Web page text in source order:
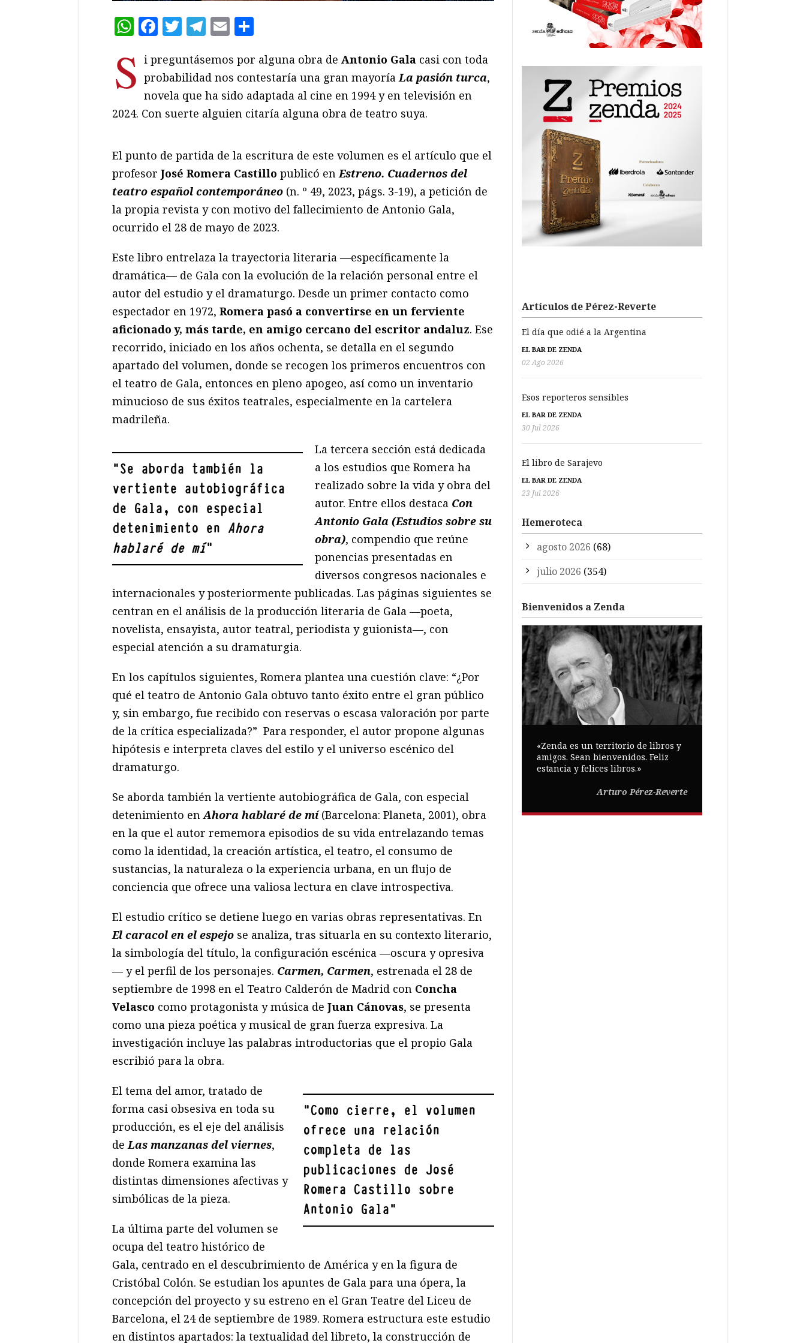
WhatsApp
Facebook
Twitter
Telegram
Email
S i preguntásemos por alguna obra de Antonio Gala casi con toda
probabilidad nos contestaría una gran mayoríaLa pasión turca,
novela que ha sido adaptada al cine en 1994 y en televisión en
2024. Con suerte alguien citaría alguna obra de teatro suya.
El punto de partida de la escritura de este volumen es el artículo que el
profesor José Romera Castillo publicó enEstreno. Cuadernos del
teatro español contemporáneo (n. º 49, 2023, págs. 3-19), a petición de
la propia revista y con motivo del fallecimiento de Antonio Gala,
ocurrido el 28 de mayo de 2023.
Este libro entrelaza la trayectoria literaria —específicamente la
dramática— de Gala con la evolución de la relación personal entre el
autor del estudio y el dramaturgo. Desde un primer contacto como
espectador en 1972, Romera pasó a convertirse en un ferviente
aficionado y, más tarde, en amigo cercano del escritor andaluz. Ese
recorrido, iniciado en los años ochenta, se detalla en el segundo
apartado del volumen, donde se recogen los primeros encuentros con
el teatro de Gala, entonces en pleno apogeo, así como un inventario
minucioso de sus éxitos teatrales, especialmente en la cartelera
madrileña.
"Se aborda también la
vertiente autobiográfica
de Gala, con especial
detenimiento en Ahora
hablaré de mí"
La tercera sección está dedicada
a los estudios que Romera ha
realizado sobre la vida y obra del
autor. Entre ellos destaca Con
Antonio Gala (Estudios sobre su
obra), compendio que reúne
ponencias presentadas en
diversos congresos nacionales e
internacionales y posteriormente publicadas. Las páginas siguientes se
centran en el análisis de la producción literaria de Gala —poeta,
novelista, ensayista, autor teatral, periodista y guionista—, con
especial atención a su dramaturgia.
En los capítulos siguientes, Romera plantea una cuestión clave: “¿Por
qué el teatro de Antonio Gala obtuvo tanto éxito entre el gran público
y, sin embargo, fue recibido con reservas o escasa valoración por parte
de la crítica especializada?” Para responder, el autor propone algunas
hipótesis e interpreta claves del estilo y el universo escénico del
dramaturgo.
Se aborda también la vertiente autobiográfica de Gala, con especial
detenimiento enAhora hablaré de mí(Barcelona: Planeta, 2001), obra
en la que el autor rememora episodios de su vida entrelazando temas
como la identidad, la creación artística, el teatro, el consumo de
sustancias, la naturaleza o la experiencia urbana, en un flujo de
conciencia que ofrece una valiosa lectura en clave introspectiva.
El estudio crítico se detiene luego en varias obras representativas. En
El caracol en el espejo se analiza, tras situarla en su contexto literario,
la simbología del título, la configuración escénica —oscura y opresiva
— y el perfil de los personajes. Carmen, Carmen, estrenada el 28 de
septiembre de 1998 en el Teatro Calderón de Madrid con Concha
Velasco como protagonista y música de Juan Cánovas, se presenta
como una pieza poética y musical de gran fuerza expresiva. La
investigación incluye las palabras introductorias que el propio Gala
escribió para la obra.
"Como cierre, el volumen
ofrece una relación
completa de las
publicaciones de José
Romera Castillo sobre
Antonio Gala"
El tema del amor, tratado de
forma casi obsesiva en toda su
producción, es el eje del análisis
deLas manzanas del viernes,
donde Romera examina las
distintas dimensiones afectivas y
simbólicas de la pieza.
La última parte del volumen se
ocupa del teatro histórico de
Gala, centrado en el descubrimiento de América y en la figura de
Cristóbal Colón. Se estudian los apuntes de Gala para una ópera, la
concepción del proyecto y su estreno en el Gran Teatre del Liceu de
Barcelona, el 24 de septiembre de 1989. Romera estructura este estudio
en distintos apartados: la textualidad del libreto, la construcción de
Artículos de Pérez-Reverte
El día que odié a la Argentina
EL BAR DE ZENDA
02 Ago 2026
Esos reporteros sensibles
EL BAR DE ZENDA
30 Jul 2026
El libro de Sarajevo
EL BAR DE ZENDA
23 Jul 2026
Hemeroteca
agosto 2026 (68)
julio 2026 (354)
Bienvenidos a Zenda
«Zenda es un territorio de libros y
amigos. Sean bienvenidos. Feliz
estancia y felices libros.»
Arturo Pérez-Reverte